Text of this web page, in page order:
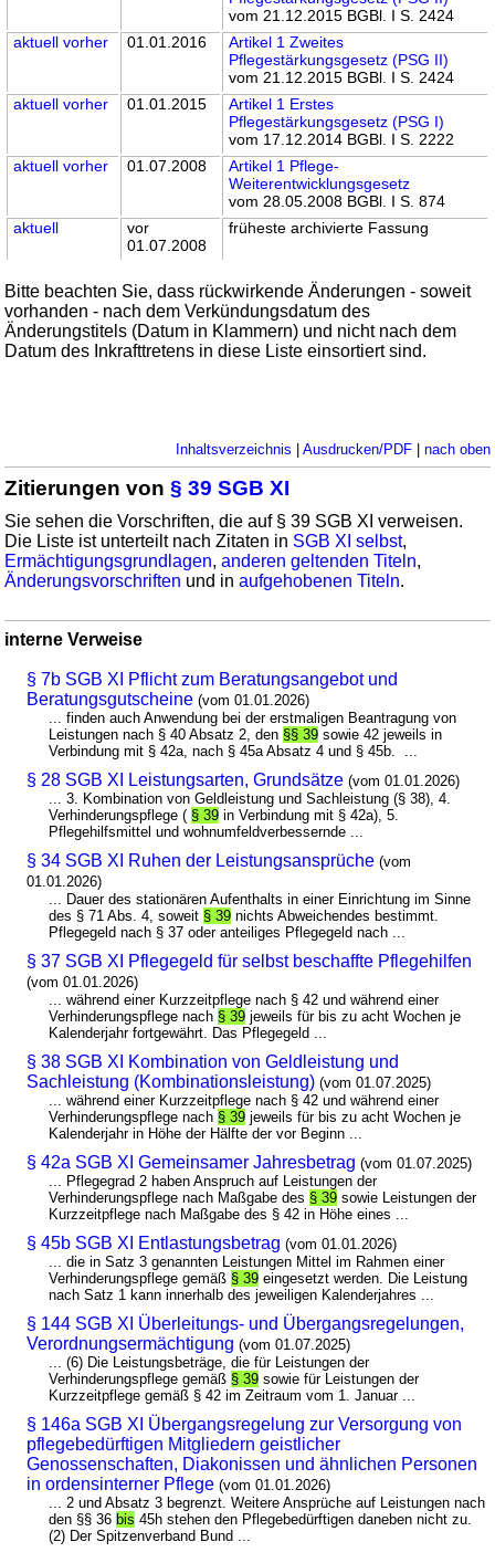
vom 21.12.2015 BGBl. I S. 2424
aktuell vorher 01.01.2016
Artikel 1 Zweites
Pflegestärkungsgesetz (PSG II)
vom 21.12.2015 BGBl. I S. 2424
aktuell vorher 01.01.2015
Artikel 1 Erstes
Pflegestärkungsgesetz (PSG I)
vom 17.12.2014 BGBl. I S. 2222
aktuell vorher 01.07.2008
Artikel 1 Pflege-
Weiterentwicklungsgesetz
vom 28.05.2008 BGBl. I S. 874
aktuell
vor
01.07.2008
früheste archivierte Fassung
Bitte beachten Sie, dass rückwirkende Änderungen - soweit
vorhanden - nach dem Verkündungsdatum des
Änderungstitels (Datum in Klammern) und nicht nach dem
Datum des Inkrafttretens in diese Liste einsortiert sind.
Inhaltsverzeichnis | Ausdrucken/PDF| nach oben
Zitierungen von§ 39 SGB XI
Sie sehen die Vorschriften, die auf § 39 SGB XI verweisen.
Die Liste ist unterteilt nach Zitaten in SGB XI selbst,
Ermächtigungsgrundlagen,anderen geltenden Titeln,
Änderungsvorschriften und inaufgehobenen Titeln.
interne Verweise
§ 7b SGB XI Pflicht zum Beratungsangebot und
Beratungsgutscheine (vom 01.01.2026)
... finden auch Anwendung bei der erstmaligen Beantragung von
Leistungen nach § 40 Absatz 2, den §§ 39 sowie 42 jeweils in
Verbindung mit § 42a, nach § 45a Absatz 4 und § 45b. ...
§ 28 SGB XI Leistungsarten, Grundsätze (vom 01.01.2026)
... 3. Kombination von Geldleistung und Sachleistung (§ 38), 4.
Verhinderungspflege ( § 39 in Verbindung mit § 42a), 5.
Pflegehilfsmittel und wohnumfeldverbessernde ...
§ 34 SGB XI Ruhen der Leistungsansprüche (vom
01.01.2026)
... Dauer des stationären Aufenthalts in einer Einrichtung im Sinne
des § 71 Abs. 4, soweit § 39 nichts Abweichendes bestimmt.
Pflegegeld nach § 37 oder anteiliges Pflegegeld nach ...
§ 37 SGB XI Pflegegeld für selbst beschaffte Pflegehilfen
(vom 01.01.2026)
... während einer Kurzzeitpflege nach § 42 und während einer
Verhinderungspflege nach § 39 jeweils für bis zu acht Wochen je
Kalenderjahr fortgewährt. Das Pflegegeld ...
§ 38 SGB XI Kombination von Geldleistung und
Sachleistung (Kombinationsleistung) (vom 01.07.2025)
... während einer Kurzzeitpflege nach § 42 und während einer
Verhinderungspflege nach § 39 jeweils für bis zu acht Wochen je
Kalenderjahr in Höhe der Hälfte der vor Beginn ...
§ 42a SGB XI Gemeinsamer Jahresbetrag (vom 01.07.2025)
... Pflegegrad 2 haben Anspruch auf Leistungen der
Verhinderungspflege nach Maßgabe des § 39 sowie Leistungen der
Kurzzeitpflege nach Maßgabe des § 42 in Höhe eines ...
§ 45b SGB XI Entlastungsbetrag (vom 01.01.2026)
... die in Satz 3 genannten Leistungen Mittel im Rahmen einer
Verhinderungspflege gemäß § 39 eingesetzt werden. Die Leistung
nach Satz 1 kann innerhalb des jeweiligen Kalenderjahres ...
§ 144 SGB XI Überleitungs- und Übergangsregelungen,
Verordnungsermächtigung (vom 01.07.2025)
... (6) Die Leistungsbeträge, die für Leistungen der
Verhinderungspflege gemäß § 39 sowie für Leistungen der
Kurzzeitpflege gemäß § 42 im Zeitraum vom 1. Januar ...
§ 146a SGB XI Übergangsregelung zur Versorgung von
pflegebedürftigen Mitgliedern geistlicher
Genossenschaften, Diakonissen und ähnlichen Personen
in ordensinterner Pflege (vom 01.01.2026)
... 2 und Absatz 3 begrenzt. Weitere Ansprüche auf Leistungen nach
den §§ 36bis 45h stehen den Pflegebedürftigen daneben nicht zu.
(2) Der Spitzenverband Bund ...